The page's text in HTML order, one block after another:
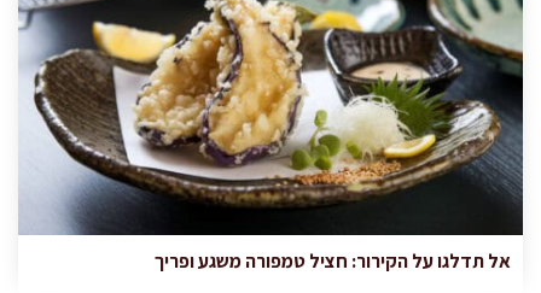
אל תדלגו על הקירור: חציל טמפורה משגע ופריך